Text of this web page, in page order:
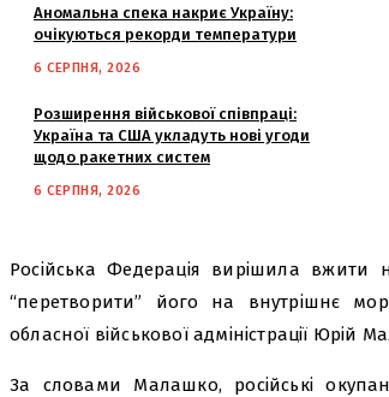
Аномальна спека накриє Україну:
очікуються рекорди температури
6 СЕРПНЯ, 2026
Розширення військової співпраці:
Україна та США укладуть нові угоди
щодо ракетних систем
6 СЕРПНЯ, 2026
Російська Федерація вирішила вжити
“перетворити” його на внутрішнє
обласної військової адміністрації Юрій
За словами Малашко, російські